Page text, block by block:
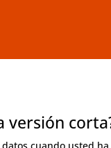
versión